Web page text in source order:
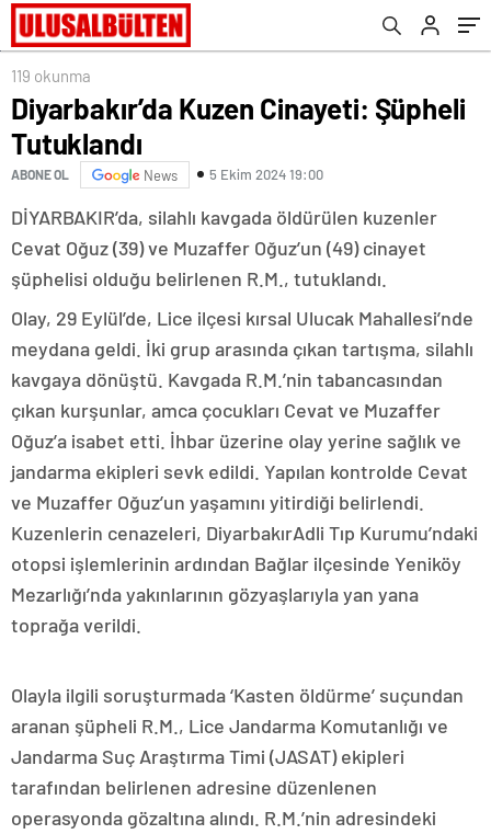
119 okunma
Diyarbakır’da Kuzen Cinayeti: Şüpheli
Tutuklandı
ABONE OL News 5 Ekim 2024 19:00
DİYARBAKIR’da, silahlı kavgada öldürülen kuzenler
Cevat Oğuz (39) ve Muzaffer Oğuz’un (49) cinayet
şüphelisi olduğu belirlenen R.M., tutuklandı.
Olay, 29 Eylül’de, Lice ilçesi kırsal Ulucak Mahallesi’nde
meydana geldi. İki grup arasında çıkan tartışma, silahlı
kavgaya dönüştü. Kavgada R.M.’nin tabancasından
çıkan kurşunlar, amca çocukları Cevat ve Muzaffer
Oğuz’a isabet etti. İhbar üzerine olay yerine sağlık ve
jandarma ekipleri sevk edildi. Yapılan kontrolde Cevat
ve Muzaffer Oğuz’un yaşamını yitirdiği belirlendi.
Kuzenlerin cenazeleri, DiyarbakırAdli Tıp Kurumu’ndaki
otopsi işlemlerinin ardından Bağlar ilçesinde Yeniköy
Mezarlığı’nda yakınlarının gözyaşlarıyla yan yana
toprağa verildi.
Olayla ilgili soruşturmada ‘Kasten öldürme’ suçundan
aranan şüpheli R.M., Lice Jandarma Komutanlığı ve
Jandarma Suç Araştırma Timi (JASAT) ekipleri
tarafından belirlenen adresine düzenlenen
operasyonda gözaltına alındı. R.M.’nin adresindeki